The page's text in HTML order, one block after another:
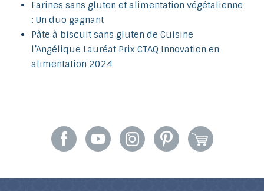
Farines sans gluten et alimentation végétalienne
: Un duo gagnant
Pâte à biscuit sans gluten de Cuisine
l’Angélique Lauréat Prix CTAQ Innovation en
alimentation 2024